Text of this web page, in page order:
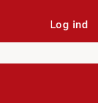
Log ind